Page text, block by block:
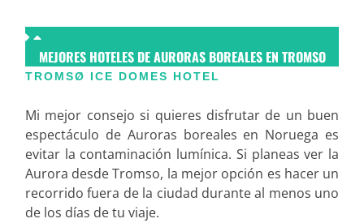
MEJORES HOTELES DE AURORAS BOREALES EN TROMSO
TROMSØ ICE DOMES HOTEL
Mi mejor consejo si quieres disfrutar de un buen
espectáculo de Auroras boreales en Noruega es
evitar la contaminación lumínica. Si planeas ver la
Aurora desde Tromso, la mejor opción es hacer un
recorrido fuera de la ciudad durante al menos uno
de los días de tu viaje.